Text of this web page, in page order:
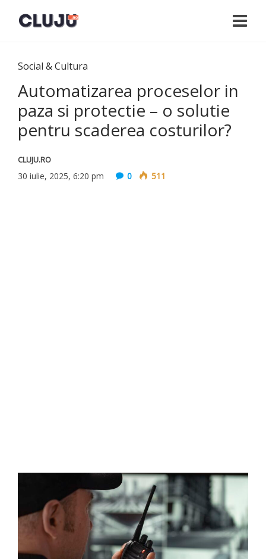
Social & Cultura
Automatizarea proceselor in
paza si protectie – o solutie
pentru scaderea costurilor?
CLUJU.RO
30 iulie, 2025, 6:20 pm 0 511